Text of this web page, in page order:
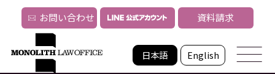
日本語 English
お問い合わせ 資料請求